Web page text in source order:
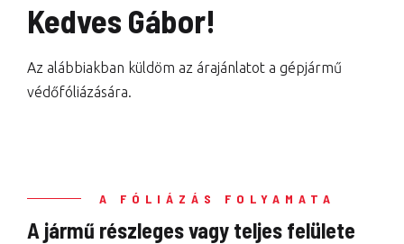
Kedves Gábor!
Az alábbiakban küldöm az árajánlatot a gépjármű
védőfóliázására.
A FÓLIÁZÁS FOLYAMATA
A jármű részleges vagy teljes felülete